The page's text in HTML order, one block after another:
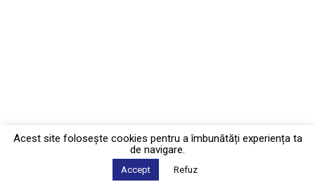
Acest site foloseşte cookies pentru a îmbunătăți experiența ta
de navigare.
Accept Refuz